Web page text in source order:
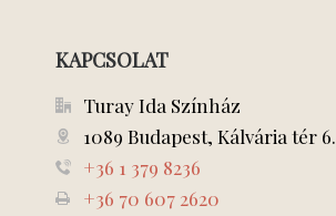
KAPCSOLAT
Turay Ida Színház
1089 Budapest, Kálvária tér 6.
+36 1 379 8236
+36 70 607 2620